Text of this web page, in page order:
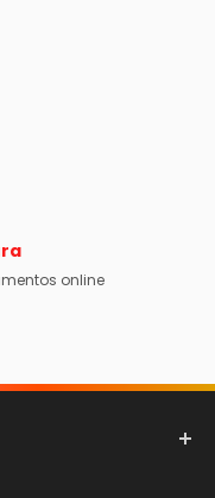
online